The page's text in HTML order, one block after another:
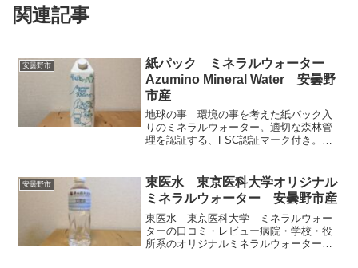
関連記事
安曇野市
紙パック ミネラルウォーター
Azumino Mineral Water 安曇野
市産
地球の事 環境の事を考えた紙パック入
りのミネラルウォーター。適切な森林管
理を認証する、FSC認証マーク付き。プ
シンプルにし、インクの使用量を控え総
合的にエコ意識が高い。採水地の長野県
安曇野市は行くとわかるが、豊かな自然
が残る素晴らしい場所で、ゆったりとし
た時間が流れる雰囲気がある。古くから
良い水と共に生活してきた地域だ。
安曇野市
東医水 東京医科大学オリジナル
ミネラルウォーター 安曇野市産
東医水 東京医科大学 ミネラルウォー
ターの口コミ・レビュー病院・学校・役
所系のオリジナルミネラルウォーター